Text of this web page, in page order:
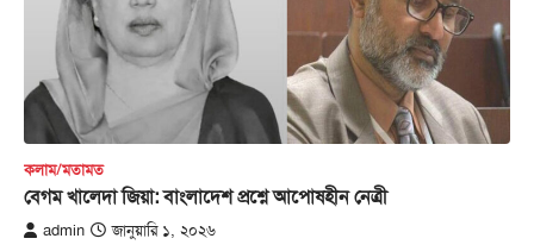
কলাম/মতামত
বেগম খালেদা জিয়া: বাংলাদেশ প্রশ্নে আপোষহীন নেত্রী
admin
জানুয়ারি ১, ২০২৬